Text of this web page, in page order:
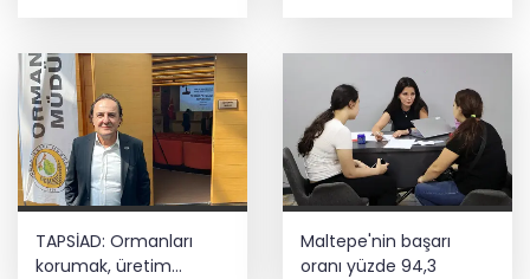
TAPSİAD: Ormanları
korumak, üretim
Maltepe'nin başarı
oranı yüzde 94,3